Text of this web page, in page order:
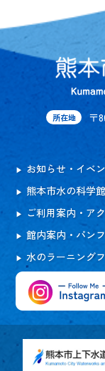
所在地 〒
お知らせ・イベ
熊本市水の科学
ご利用案内・ア
館内案内・パン
水のラーニング